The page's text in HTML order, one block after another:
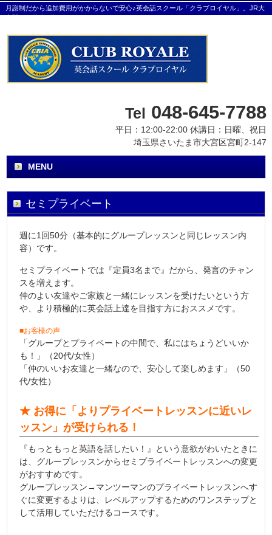
月謝制だから追加費用がかからないで安心♪英会話スクール「クラブロイヤル」。JR大
宮駅から徒歩8分です。
Tel 048-645-7788
平日：12:00-22:00 休講日：日曜、祝日
埼玉県さいたま市大宮区宮町2-147
MENU
セミプライベート
週に1回50分（基本的にグループレッスンと同じレッスン内
容）です。
セミプライベートでは『定員3名まで』だから、発言のチャン
スを増えます。
仲のよい友達やご家族と一緒にレッスンを受けたいという方
や、より積極的に英会話上達を目指す方におススメです。
■お客様の声
「グループとプライベートの中間で、私にはちょうどいいか
も！」（20代/女性）
「仲のいいお友達と一緒なので、安心して楽しめます」（50
代/女性）
★ お得に「よりプライベートレッスンに近いレ
ッスン」が受けられる！
『もっともっと英語を話したい！』という意欲がわいたときに
は、グループレッスンからセミプライベートレッスンへの変更
がおすすめです。
グループレッスン→マンツーマンのプライベートレッスンへす
ぐに変更するよりは、レベルアップするためのワンステップと
して活用していただけるコースです。